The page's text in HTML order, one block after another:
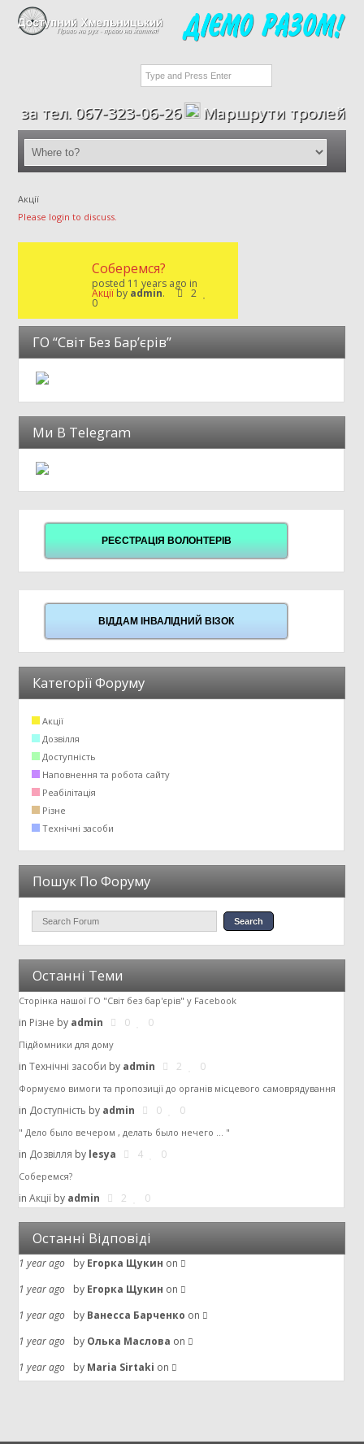
тел. 067-323-06-26 Маршрути
Акції
Please login to discuss.
Соберемся?
posted 11 years ago in
Акції by admin. 2
0
ГО “Світ Без Бар’єрів”
Ми В Telegram
РЕЄСТРАЦІЯ ВОЛОНТЕРІВ
ВІДДАМ ІНВАЛІДНИЙ ВІЗОК
Категорії Форуму
Акції
Дозвілля
Доступність
Наповнення та робота сайту
Реабілітація
Різне
Технічні засоби
Пошук По Форуму
Останні Теми
Сторінка нашої ГО "Світ без бар'єрів" у Facebook
in Різне by admin 0 0
Підйомники для дому
inТехнічні засоби by admin 2 0
Формуємо вимоги та пропозиції до органів місцевого самоврядування
in Доступність by admin 0 0
" Дело было вечером , делать было нечего ... "
in Дозвілля by lesya 4 0
Соберемся?
inАкції by admin 2 0
Останні Відповіді
1 year ago by Егорка Щукин on
1 year ago
by Егорка Щукин on
1 year ago
by Ванесса Барченко on
1 year ago
by Олька Маслова on
1 year ago
by Maria Sirtaki on